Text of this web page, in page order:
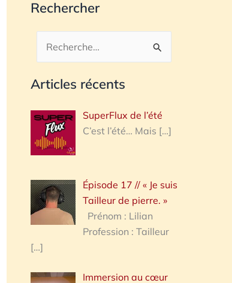
Rechercher
Rechercher :
Articles récents
SuperFlux de l’été
C’est l’été… Mais […]
Épisode 17 // « Je suis
Tailleur de pierre. »
Prénom : Lilian
Profession : Tailleur
[…]
Immersion au cœur